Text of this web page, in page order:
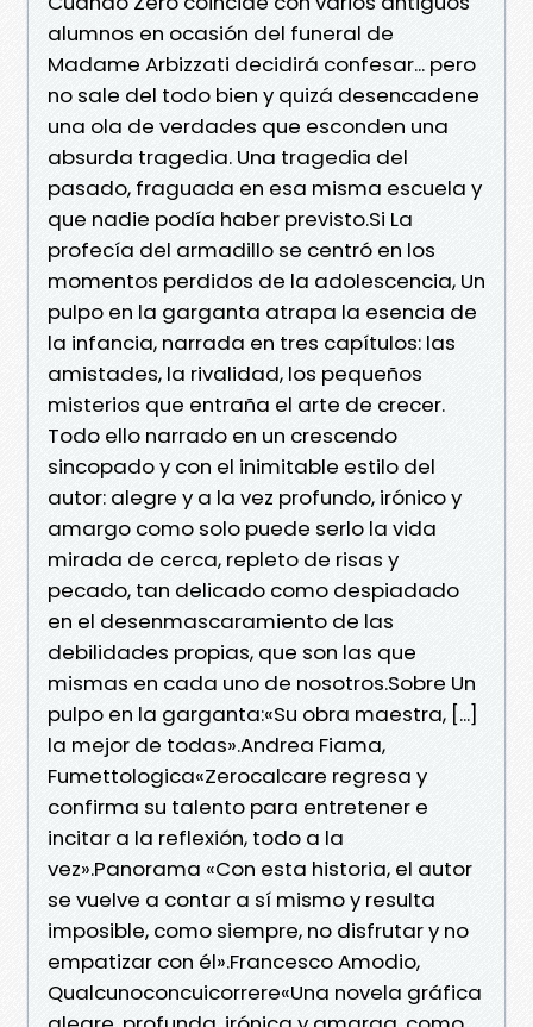
alumnos en ocasión del funeral de
Madame Arbizzati decidirá confesar... pero
no sale del todo bien y quizá desencadene
una ola de verdades que esconden una
absurda tragedia. Una tragedia del
pasado, fraguada en esa misma escuela y
que nadie podía haber previsto.Si La
profecía del armadillo se centró en los
momentos perdidos de la adolescencia, Un
pulpo en la garganta atrapa la esencia de
la infancia, narrada en tres capítulos: las
amistades, la rivalidad, los pequeños
misterios que entraña el arte de crecer.
Todo ello narrado en un crescendo
sincopado y con el inimitable estilo del
autor: alegre y a la vez profundo, irónico y
amargo como solo puede serlo la vida
mirada de cerca, repleto de risas y
pecado, tan delicado como despiadado
en el desenmascaramiento de las
debilidades propias, que son las que
mismas en cada uno de nosotros.Sobre Un
pulpo en la garganta:«Su obra maestra, [...]
la mejor de todas».Andrea Fiama,
Fumettologica«Zerocalcare regresa y
confirma su talento para entretener e
incitar a la reflexión, todo a la
vez».Panorama «Con esta historia, el autor
se vuelve a contar a sí mismo y resulta
imposible, como siempre, no disfrutar y no
empatizar con él».Francesco Amodio,
Qualcunoconcuicorrere«Una novela gráfica